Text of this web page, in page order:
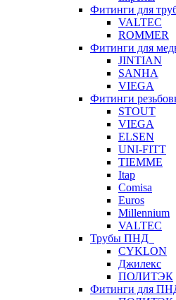
Фитинги для
VALTEC
ROMMER
Фитинги для
JINTIAN
SANHA
VIEGA
Фитинги
STOUT
VIEGA
ELSEN
UNI-FITT
TIEMME
Itap
Comisa
Euros
Millennium
VALTEC
Трубы ПНД
CYKLON
Джилекс
ПОЛИТЭК
Фитинги для